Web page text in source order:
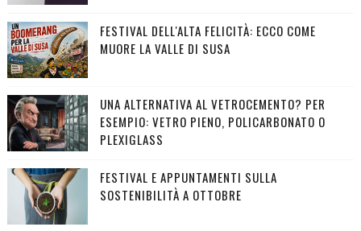
FESTIVAL DELL'ALTA FELICITÀ: ECCO COME
MUORE LA VALLE DI SUSA
UNA ALTERNATIVA AL VETROCEMENTO? PER
ESEMPIO: VETRO PIENO, POLICARBONATO O
PLEXIGLASS
FESTIVAL E APPUNTAMENTI SULLA
SOSTENIBILITÀ A OTTOBRE